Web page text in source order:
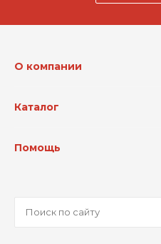
О компании
Каталог
Помощь